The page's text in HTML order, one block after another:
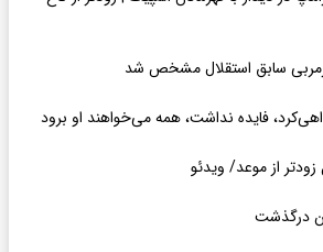
سابق استقلال مشخص شد
فایده نداشت، همه می‌خواهند او برود
درگذشت